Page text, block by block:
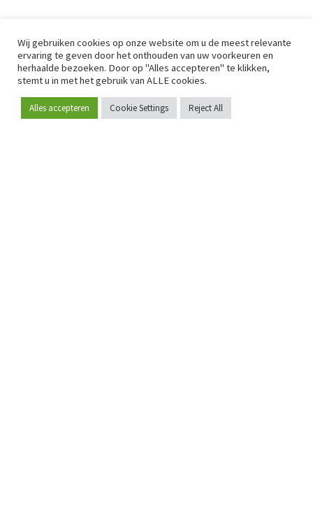
Word lid
Wij gebruiken cookies op onze website om u de meest relevante
ervaring te geven door het onthouden van uw voorkeuren en
herhaalde bezoeken. Door op "Alles accepteren" te klikken,
stemt u in met het gebruik van ALLE cookies.
Alles accepteren Cookie Settings Reject All